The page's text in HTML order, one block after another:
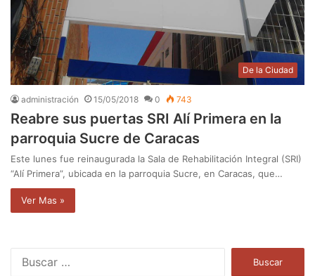
De la Ciudad
administración 15/05/2018 0 743
Reabre sus puertas SRI Alí Primera en la
parroquia Sucre de Caracas
Este lunes fue reinaugurada la Sala de Rehabilitación Integral (SRI)
“Alí Primera”, ubicada en la parroquia Sucre, en Caracas, que…
Ver Mas »